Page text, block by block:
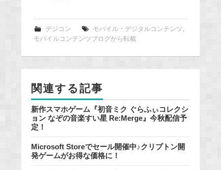
e
b
o
o
デジコン モバイル・デジタルコンテンツ,
モバイルコンテンツブログから転載
関連する記事
新作スマホゲーム『初音ミク ぐらふぃコレクシ
ョン なぞの音楽すい星 Re:Merge』今秋配信予
定！
Microsoft Storeでセール開催中♪クリプトン開
発ゲームがお得な価格に！